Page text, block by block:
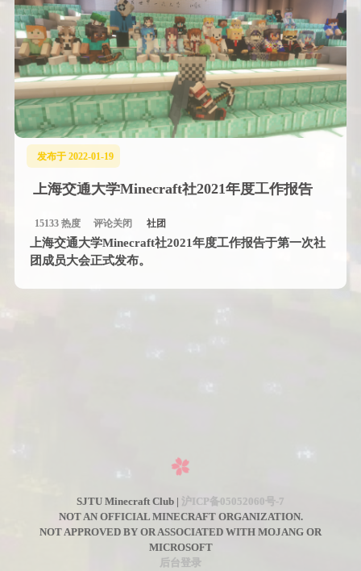
发布于 2022-01-19
上海交通大学Minecraft社2021年度工作报告
15133 热度 评论关闭 社团
上海交通大学Minecraft社2021年度工作报告于第一次社
团成员大会正式发布。
SJTU Minecraft Club | 沪ICP备05052060号-7
NOT AN OFFICIAL MINECRAFT ORGANIZATION.
NOT APPROVED BY OR ASSOCIATED WITH MOJANG OR
MICROSOFT
后台登录